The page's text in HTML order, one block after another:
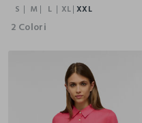
S M L XL XXL
2 Colori